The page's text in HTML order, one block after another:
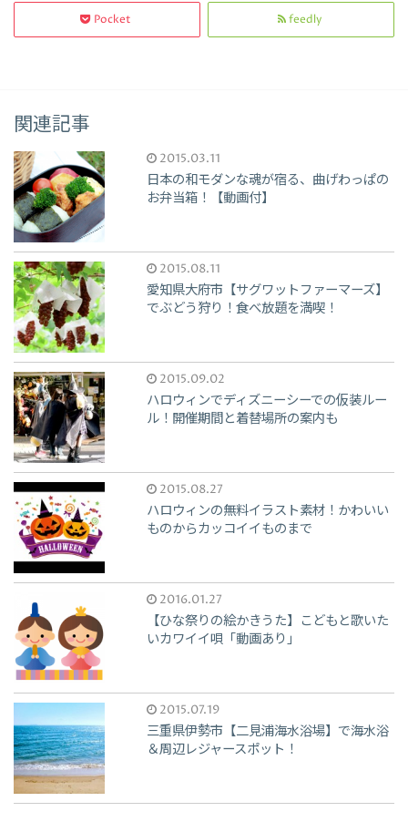
Pocket feedly
関連記事
2015.03.11
日本の和モダンな魂が宿る、曲げわっぱの
お弁当箱！【動画付】
2015.08.11
愛知県大府市【サグワットファーマーズ】
でぶどう狩り！食べ放題を満喫！
2015.09.02
ハロウィンでディズニーシーでの仮装ルー
ル！開催期間と着替場所の案内も
2015.08.27
ハロウィンの無料イラスト素材！かわいい
ものからカッコイイものまで
2016.01.27
【ひな祭りの絵かきうた】こどもと歌いた
いカワイイ唄「動画あり」
2015.07.19
三重県伊勢市【二見浦海水浴場】で海水浴
＆周辺レジャースポット！